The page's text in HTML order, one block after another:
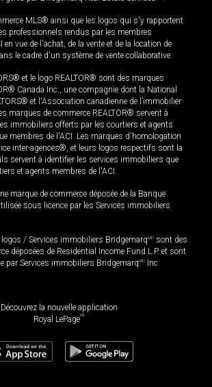
MLS® ainsi que les logos qui s'y rapportent
professionnels rendus par les membres
en vue de l'achat, de la vente et de la location de
le cadre d'un système de vente collaborative.
et le logo REALTOR® sont des marques
Canada Inc., une compagnie dont la National
et l'Association canadienne de l’immobilier
marques de commerce REALTOR® servent à
immobiliers offerts par les courtiers et agents
membres de l'ACI. Les marques d'homologation
inter-agences®, et leurs logos respectifs sont la
servent à identifier les services immobiliers que
et agents membres de l'ACI.
marque de commerce déposée de la Banque
sous licence par les Services immobiliers
logos / Services immobiliers BridgemarqMD sont des
déposées de Residential Income Fund L.P. et sont
par Services immobiliers BridgemarqMD Inc.
Découvrez la nouvelle application
Royal LePageMD